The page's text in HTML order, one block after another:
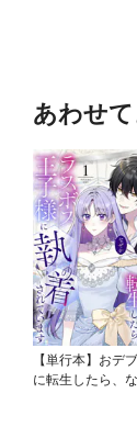
あわせ
【単行本】おデ
に転生したら、